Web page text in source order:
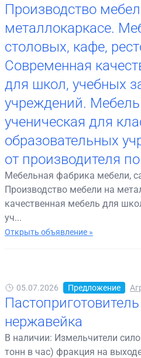
Производство
металлокаркасе.
столовых, кафе,
Современная
для школ, учебных
учреждений.
ученическая для
образовательных
от производителя
Мебельная фабрика мебели,
Производство мебели на
качественная мебель для
уч...
Открыть объявление »
05.07.2026 Предложение
нержавейка
В наличии: Измельчители
тонн в час) фракция на